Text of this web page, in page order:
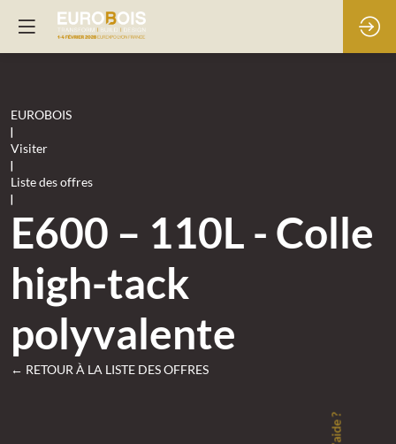
EUROBOIS
|
Visiter
|
Liste des offres
|
E600 – 110L - Colle
high-tack
polyvalente
← RETOUR À LA LISTE DES OFFRES